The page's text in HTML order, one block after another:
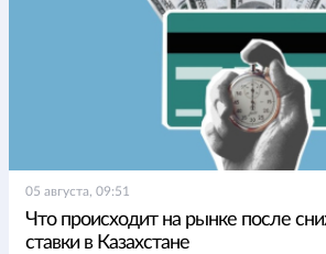
05 августа, 09:51
Что происходит на рынке после
ставки в Казахстане